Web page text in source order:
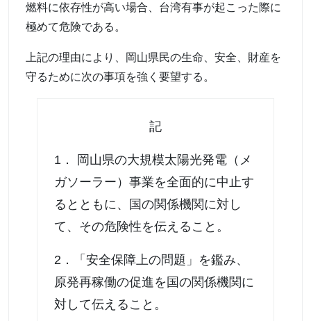
燃料に依存性が高い場合、台湾有事が起こった際に
極めて危険である。
上記の理由により、岡山県民の生命、安全、財産を
守るために次の事項を強く要望する。
記
1． 岡山県の大規模太陽光発電（メ
ガソーラー）事業を全面的に中止す
るとともに、国の関係機関に対し
て、その危険性を伝えること。
2．「安全保障上の問題」を鑑み、
原発再稼働の促進を国の関係機関に
対して伝えること。